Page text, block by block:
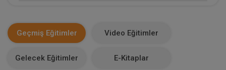
0
0
Geçmiş Eğitimler Video Eğitimler
Gelecek Eğitimler E-Kitaplar